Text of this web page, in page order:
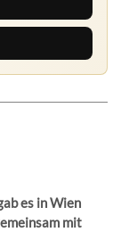
es in Wien
mit